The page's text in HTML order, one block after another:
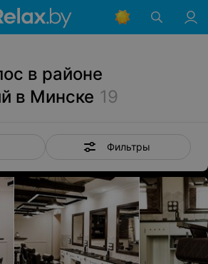
в районе
в Минске 19
Фильтры